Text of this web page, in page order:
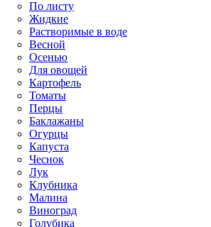
По листу
Жидкие
Растворимые в воде
Весной
Осенью
Для овощей
Картофель
Томаты
Перцы
Баклажаны
Огурцы
Капуста
Чеснок
Лук
Клубника
Малина
Виноград
Голубика